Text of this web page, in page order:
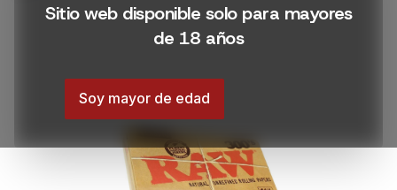
Sitio web disponible solo para mayores
de 18 años
Soy mayor de edad